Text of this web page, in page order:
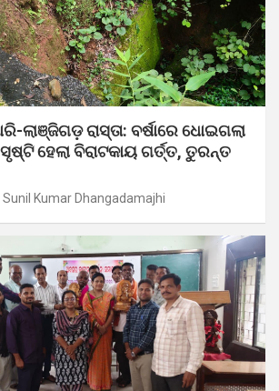
ଲାଞ୍ଜିଗଡ଼ ରାସ୍ତା: ବର୍ଷାରେ ଧୋଇଗଲା
ସୃଷ୍ଟି ହେଲା ବିରାଟକାୟ ଗର୍ତ୍ତ, ତୁରନ୍ତ
Sunil Kumar Dhangadamajhi